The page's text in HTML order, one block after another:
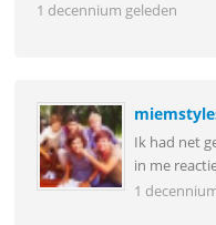
1 decennium geleden
Ik had net
in me
1